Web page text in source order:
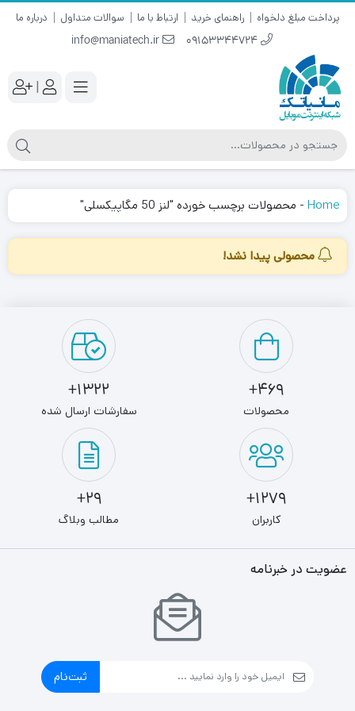
پرداخت مبلغ دلخواه راهنمای خرید ارتباط با ما سوالات متداول درباره ما
09153344724
info@maniatech.ir
|
Home
- محصولات برچسب خورده "لنز 50 مگاپیکسلی"
محصولی پیدا نشد!
469+
محصولات
1322+
سفارشات ارسال شده
1279+
کاربران
29+
مطالب وبلاگ
عضویت در خبرنامه
ثبت‌نام